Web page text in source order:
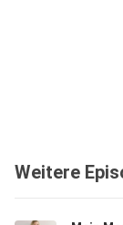
Weitere